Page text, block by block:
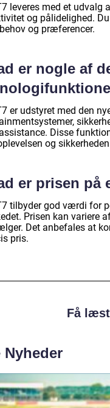
leveres med et udvalg
og pålidelighed.
og præferencer.
er nogle af
er udstyret med den
Disse
og
er prisen på
tilbyder god værdi for
Prisen kan variere
Det anbefales at
pris.
Få
Nyheder